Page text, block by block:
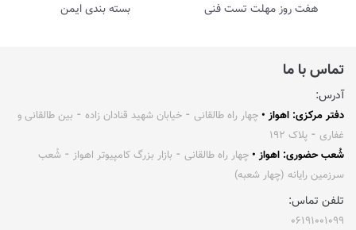
هفت روز مهلت تست فنی بسته بندی ایمن
تماس با ما
آدرس:
دفتر مرکزی: اهواز • چهار راه طالقانی ⁃ خیابان شهید قنادان زاده ⁃ بین طالقانی و
غفاری ⁃ پلاک ۱۹۲
شُعب حضوری: اهواز • چهار راه طالقانی ⁃ بازار بزرگ کامپیوتر اهواز ⁃ شُعب
سرزمین رایانه (چهار شعبه)
تلفن تماس:
۰۶۱۹۱۰۰۱۰۹۹